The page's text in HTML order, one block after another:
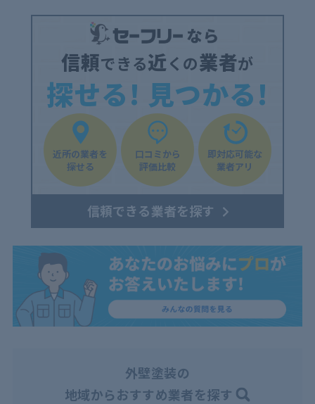
信頼できる近くの業者が
探せる! 見つかる!
近所の業者を
探せる
口コミから
評価比較
即対応可能な
業者アリ
信頼できる業者を探す
外壁塗装の
地域からおすすめ業者を探す